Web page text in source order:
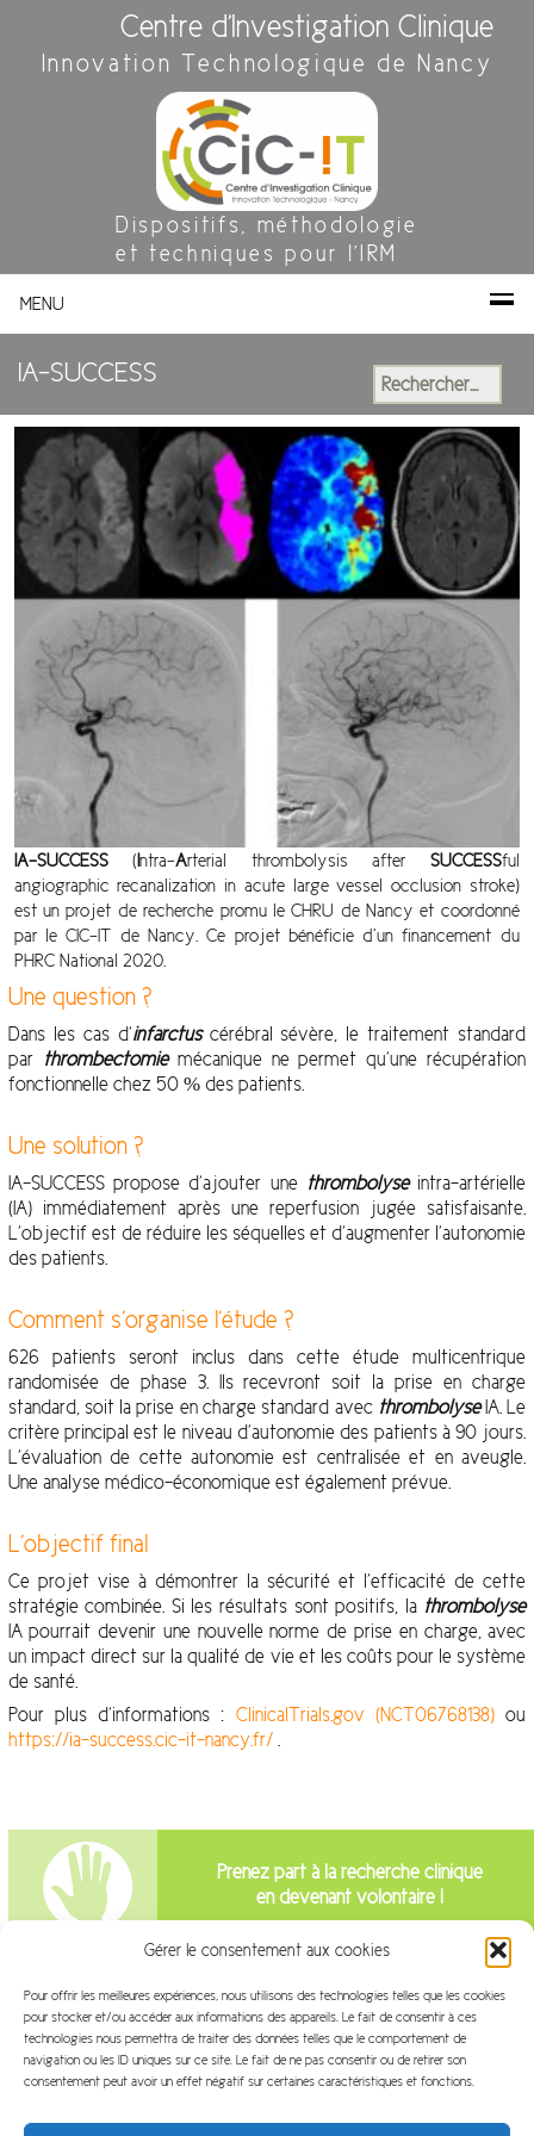
Gérer le consentement aux cookies
Pour offrir les meilleures expériences, nous utilisons des technologies telles que les cookies
pour stocker et/ou accéder aux informations des appareils. Le fait de consentir à ces
technologies nous permettra de traiter des données telles que le comportement de
navigation ou les ID uniques sur ce site. Le fait de ne pas consentir ou de retirer son
consentement peut avoir un effet négatif sur certaines caractéristiques et fonctions.
Centre d'Investigation Clinique
Innovation Technologique de Nancy
Dispositifs, méthodologie
et techniques pour l'IRM
MENU
IA-SUCCESS Rechercher :
IA-SUCCESS(Intra-Arterial thrombolysis after SUCCESSful
angiographic recanalization in acute large vessel occlusion stroke)
est un projet de recherche promu le CHRU de Nancy et coordonné
par le CIC-IT de Nancy. Ce projet bénéficie d’un financement du
PHRC National 2020.
Une question ?
Dans les cas d’infarctuscérébral sévère, le traitement standard
par thrombectomiemécanique ne permet qu’une récupération
fonctionnelle chez 50 % des patients.
Une solution ?
IA-SUCCESS propose d’ajouter une thrombolyseintra-artérielle
(IA) immédiatement après une reperfusion jugée satisfaisante.
L’objectif est de réduire les séquelles et d’augmenter l’autonomie
des patients.
Comment s’organise l’étude ?
626 patients seront inclus dans cette étude multicentrique
randomisée de phase 3. Ils recevront soit la prise en charge
standard, soit la prise en charge standard avec thrombolyseIA. Le
critère principal est le niveau d’autonomie des patients à 90 jours.
L’évaluation de cette autonomie est centralisée et en aveugle.
Une analyse médico-économique est également prévue.
L’objectif final
Ce projet vise à démontrer la sécurité et l’efficacité de cette
stratégie combinée. Si les résultats sont positifs, la thrombolyse
IA pourrait devenir une nouvelle norme de prise en charge, avec
un impact direct sur la qualité de vie et les coûts pour le système
de santé.
Pour plus d’informations : ClinicalTrials.gov (NCT06768138)ou
https://ia-success.cic-it-nancy.fr/.
Prenez part à la recherche clinique
en devenant volontaire !
Intéressé par la recherche clinique?
Venez travailler avec nous!